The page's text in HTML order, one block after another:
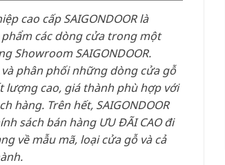
cao cấp SAIGONDOOR là
các dòng cửa trong một
Showroom SAIGONDOOR.
và phân phối những dòng cửa gỗ
lượng cao, giá thành phù hợp với
hàng. Trên hết, SAIGONDOOR
sách bán hàng ƯU ĐÃI CAO đi
về mẫu mã, loại cửa gỗ và cả